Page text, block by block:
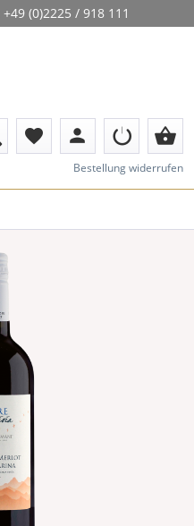
+49 (0)2225 / 918 111
favorite person shopping_basket
Bestellung widerrufen